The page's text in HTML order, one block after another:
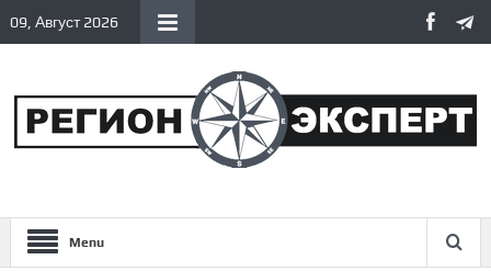
09, Август 2026
Menu